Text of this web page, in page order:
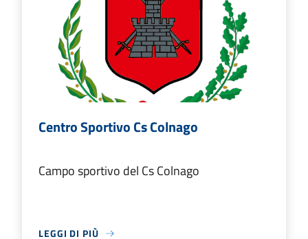
Centro Sportivo Cs Colnago
Campo sportivo del Cs Colnago
LEGGI DI PIÙ